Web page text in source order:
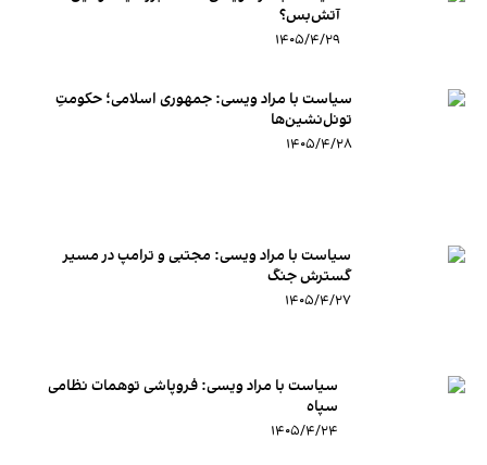
آتش‌بس؟
۱۴۰۵/۴/۲۹
سیاست با مراد ویسی: جمهوری اسلامی؛ حکومتِ
تونل‌نشین‌ها
۱۴۰۵/۴/۲۸
سیاست با مراد ویسی: مجتبی و ترامپ در مسیر
گسترش جنگ
۱۴۰۵/۴/۲۷
سیاست با مراد ویسی: فروپاشی توهمات نظامی
سپاه
۱۴۰۵/۴/۲۴